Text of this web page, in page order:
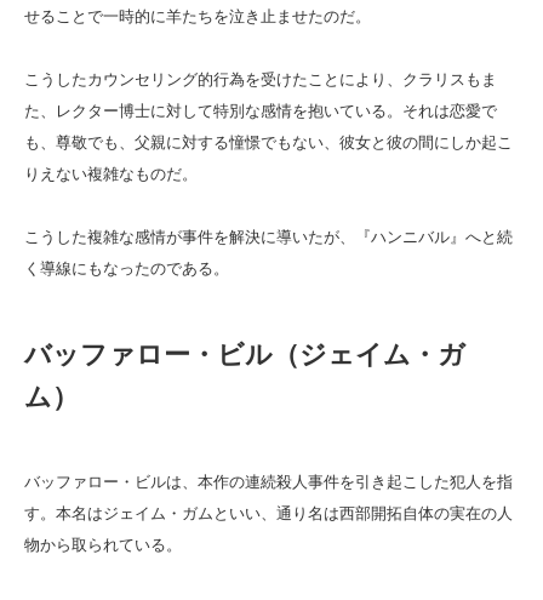
せることで一時的に羊たちを泣き止ませたのだ。
こうしたカウンセリング的行為を受けたことにより、クラリスもま
た、レクター博士に対して特別な感情を抱いている。それは恋愛で
も、尊敬でも、父親に対する憧憬でもない、彼女と彼の間にしか起こ
りえない複雑なものだ。
こうした複雑な感情が事件を解決に導いたが、『ハンニバル』へと続
く導線にもなったのである。
バッファロー・ビル（ジェイム・ガ
ム）
バッファロー・ビルは、本作の連続殺人事件を引き起こした犯人を指
す。本名はジェイム・ガムといい、通り名は西部開拓自体の実在の人
物から取られている。